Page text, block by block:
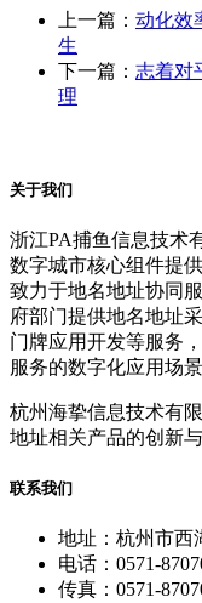
上一篇： 动化效
生
下一篇： 志着对
理
关于我们
浙江PA捕鱼信息技术
数字城市核心组件提
致力于地名地址协同
府部门提供地名地址
门牌应用开发等服务
服务的数字化应用场景
杭州海挚信息技术有
地址相关产品的创新与
联系我们
地址：杭州市西
电话：0571-
传真：0571-